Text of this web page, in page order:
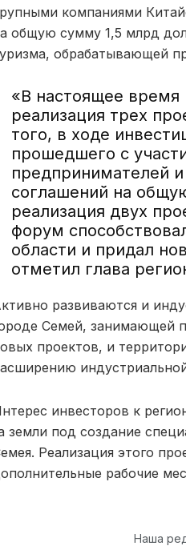
компаниями
общую сумму 1,5 млрд
обрабатывающей
«В настоящее время
реализация трех
того, в ходе
прошедшего с
предпринимателей
соглашений на
реализация двух
форум
области и придал
отметил глава
развиваются и
Семей, занимающей
проектов, и
инвесторов к
земли под создание
Реализация этого
рабочие
Наша